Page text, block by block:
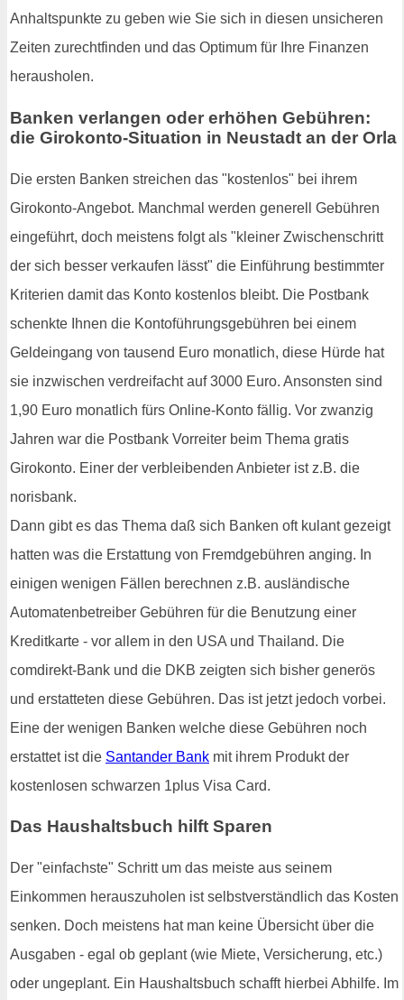
Anhaltspunkte zu geben wie Sie sich in diesen unsicheren
Zeiten zurechtfinden und das Optimum für Ihre Finanzen
herausholen.
Banken verlangen oder erhöhen Gebühren:
die Girokonto-Situation in Neustadt an der Orla
Die ersten Banken streichen das "kostenlos" bei ihrem
Girokonto-Angebot. Manchmal werden generell Gebühren
eingeführt, doch meistens folgt als "kleiner Zwischenschritt
der sich besser verkaufen lässt" die Einführung bestimmter
Kriterien damit das Konto kostenlos bleibt. Die Postbank
schenkte Ihnen die Kontoführungsgebühren bei einem
Geldeingang von tausend Euro monatlich, diese Hürde hat
sie inzwischen verdreifacht auf 3000 Euro. Ansonsten sind
1,90 Euro monatlich fürs Online-Konto fällig. Vor zwanzig
Jahren war die Postbank Vorreiter beim Thema gratis
Girokonto. Einer der verbleibenden Anbieter ist z.B. die
norisbank.
Dann gibt es das Thema daß sich Banken oft kulant gezeigt
hatten was die Erstattung von Fremdgebühren anging. In
einigen wenigen Fällen berechnen z.B. ausländische
Automatenbetreiber Gebühren für die Benutzung einer
Kreditkarte - vor allem in den USA und Thailand. Die
comdirekt-Bank und die DKB zeigten sich bisher generös
und erstatteten diese Gebühren. Das ist jetzt jedoch vorbei.
Eine der wenigen Banken welche diese Gebühren noch
erstattet ist die Santander Bank mit ihrem Produkt der
kostenlosen schwarzen 1plus Visa Card.
Das Haushaltsbuch hilft Sparen
Der "einfachste" Schritt um das meiste aus seinem
Einkommen herauszuholen ist selbstverständlich das Kosten
senken. Doch meistens hat man keine Übersicht über die
Ausgaben - egal ob geplant (wie Miete, Versicherung, etc.)
oder ungeplant. Ein Haushaltsbuch schafft hierbei Abhilfe. Im